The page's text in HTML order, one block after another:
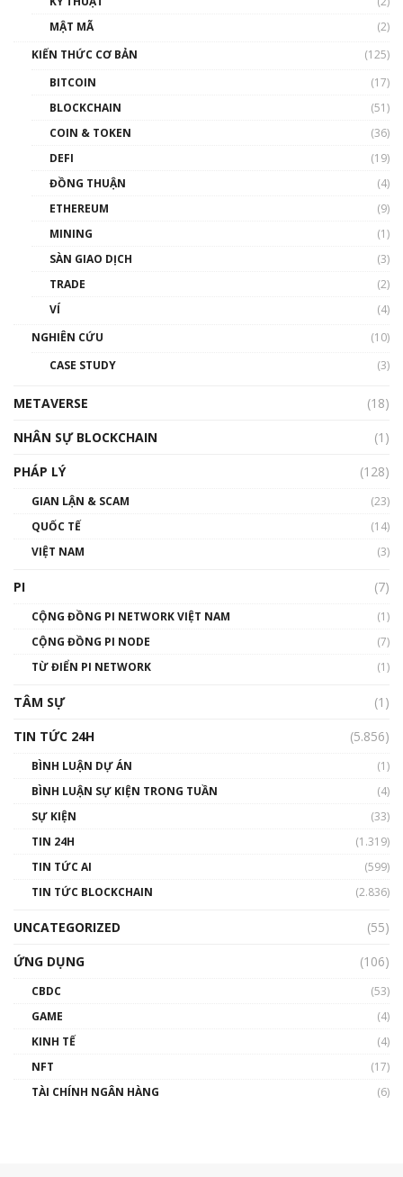
00:43:47
như thể nào?
00:39:31
Phổ cập Blockchain
thống & Crypto qua các cuộc chiến | Phổ cập
01:32:59
gió ấm
Talkshow 14: MemeCoin – Trò đùa tỷ đô
01:29:26
MẬT MÃ
(2)
KIẾN THỨC CƠ BẢN
(125)
BITCOIN
(17)
BLOCKCHAIN
(51)
COIN & TOKEN
(36)
DEFI
(19)
ĐỒNG THUẬN
(4)
ETHEREUM
(9)
MINING
(1)
SÀN GIAO DỊCH
(3)
TRADE
(2)
VÍ
(4)
NGHIÊN CỨU
(10)
CASE STUDY
(3)
METAVERSE
(18)
NHÂN SỰ BLOCKCHAIN
(1)
PHÁP LÝ
(128)
GIAN LẬN & SCAM
(23)
QUỐC TẾ
(14)
VIỆT NAM
(3)
PI (7)
CỘNG ĐỒNG PI NETWORK VIỆT NAM
(1)
CỘNG ĐỒNG PI NODE
(7)
TỪ ĐIỂN PI NETWORK
(1)
TÂM SỰ
(1)
TIN TỨC 24H
(5.856)
BÌNH LUẬN DỰ ÁN
(1)
BÌNH LUẬN SỰ KIỆN TRONG TUẦN
(4)
SỰ KIỆN
(33)
TIN 24H
(1.319)
TIN TỨC AI
(599)
TIN TỨC BLOCKCHAIN
(2.836)
UNCATEGORIZED
(55)
ỨNG DỤNG
(106)
CBDC
(53)
GAME
(4)
KINH TẾ
(4)
NFT
(17)
TÀI CHÍNH NGÂN HÀNG
(6)